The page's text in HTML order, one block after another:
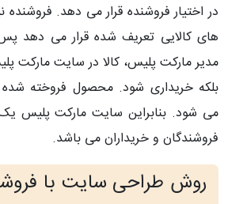
در اختیار فروشنده قرار می دهد. فروشنده
های کالایی تعریف شده قرار می دهد
مدیر مارکت پلیس، کالا در سایت مارکت
بلکه خریداری شود. محصول فروخته
می شود. بنابراین سایت مارکت پلیس
فروشندگان و خریداران می باشد.
روش طراحی سایت با